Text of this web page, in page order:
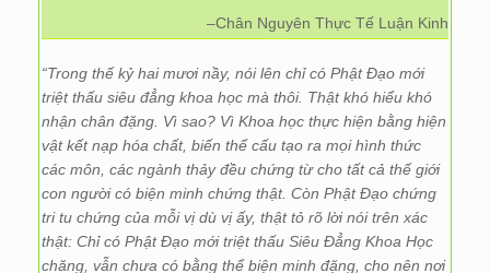
–Chân Nguyên Thực Tế Luận Kinh
“Trong thế kỷ hai mươi nầy, nói lên chỉ có Phật Đạo mới
triệt thấu siêu đẳng khoa học mà thôi. Thật khó hiểu khó
nhận chân đặng. Vì sao? Vì Khoa học thực hiện bằng hiện
vật kết nạp hóa chất, biến thể cấu tạo ra mọi hình thức
các môn, các ngành thảy đều chứng từ cho tất cả thế giới
con người có biện minh chứng thật. Còn Phật Đạo chứng
tri tu chứng của mỗi vị dù vị ấy, thật tỏ rõ lời nói trên xác
thật: Chỉ có Phật Đạo mới triệt thấu Siêu Đẳng Khoa Học
chăng, vẫn chưa có bằng thể biện minh đặng, cho nên nơi